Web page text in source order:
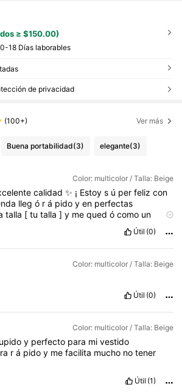
≥ $150.00)
18 Días laborables
de privacidad
(100+) Ver más
Buena portabilidad(3) elegante(3)
Color: multicolor / Talla: Beige
calidad✨ ¡ Estoys ú perfelizcon
llegó rá pidoyen perfectas
talla [tutalla]y mequedócomo un
de
foto,y
noperdiólaformanielcolor.También
combinéconunosjeansy
modeloen
Útil (0)
Color: multicolor / Talla: Beige
Útil (0)
Color: multicolor / Talla: Beige
y perfecto para mi vestido
rá pidoy mefacilita mucho notener
Útil (1)